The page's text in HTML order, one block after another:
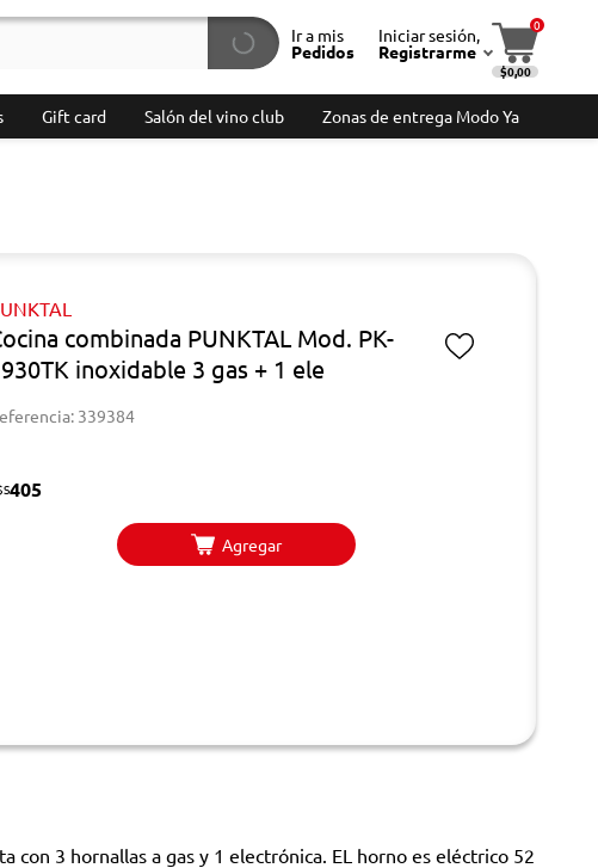
Ir a mis
Pedidos
Iniciar sesión,
Registrarme
0
$0,00
Gift card Salón del vino club Zonas de entrega Modo Ya
combinada PUNKTAL Mod. PK-
inoxidable 3 gas + 1 ele
339384
405
Agregar
con 3 hornallas a gas y 1 electrónica. EL horno es eléctrico 52